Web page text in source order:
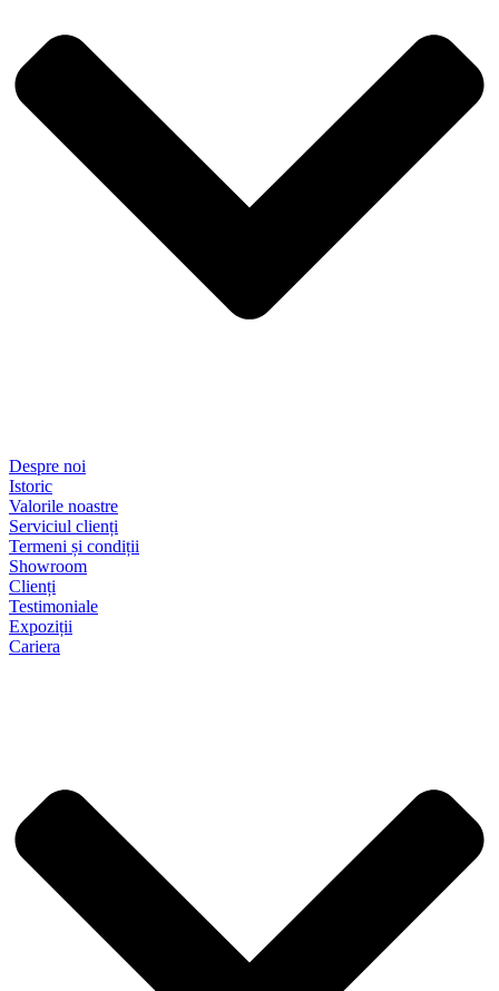
Despre noi
Istoric
Valorile noastre
Serviciul clienți
Termeni și condiții
Showroom
Clienți
Testimoniale
Expoziții
Cariera